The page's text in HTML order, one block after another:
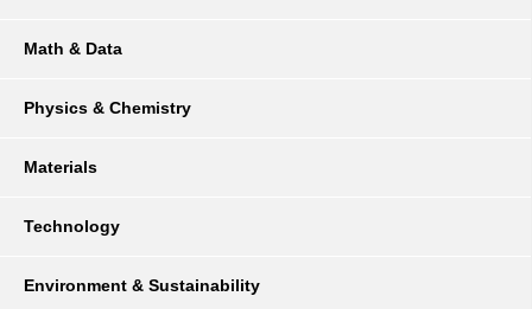
Math & Data
Physics & Chemistry
Materials
Technology
Environment & Sustainability